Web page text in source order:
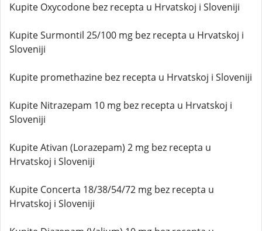
Kupite Oxycodone bez recepta u Hrvatskoj i Sloveniji
Kupite Surmontil 25/100 mg bez recepta u Hrvatskoj i
Sloveniji
Kupite promethazine bez recepta u Hrvatskoj i Sloveniji
Kupite Nitrazepam 10 mg bez recepta u Hrvatskoj i
Sloveniji
Kupite Ativan (Lorazepam) 2 mg bez recepta u
Hrvatskoj i Sloveniji
Kupite Concerta 18/38/54/72 mg bez recepta u
Hrvatskoj i Sloveniji